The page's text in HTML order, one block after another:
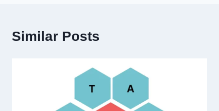
Similar Posts